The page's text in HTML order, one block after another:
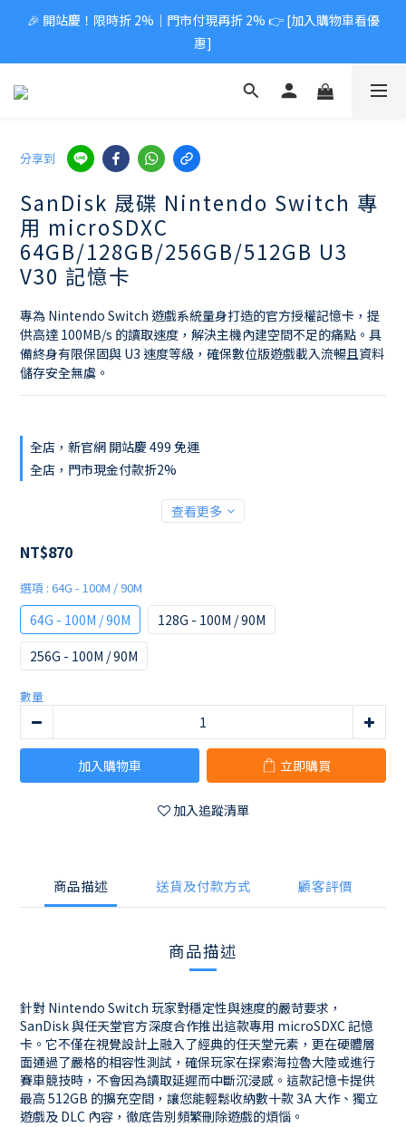
🎉 開站慶！限時折 2%｜門市付現再折 2% 👉 [加入購物車看優
惠]
分享到
SanDisk 晟碟 Nintendo Switch 專
用 microSDXC
64GB/128GB/256GB/512GB U3
V30 記憶卡
專為 Nintendo Switch 遊戲系統量身打造的官方授權記憶卡，提
供高達 100MB/s 的讀取速度，解決主機內建空間不足的痛點。具
備終身有限保固與 U3 速度等級，確保數位版遊戲載入流暢且資料
儲存安全無虞。
全店，新官網 開站慶 499 免運
全店，門市現金付款折2%
查看更多
NT$870
選項 : 64G - 100M / 90M
64G - 100M / 90M
128G - 100M / 90M
256G - 100M / 90M
數量
加入購物車 立即購買
加入追蹤清單
商品描述 送貨及付款方式 顧客評價
商品描述
針對 Nintendo Switch 玩家對穩定性與速度的嚴苛要求，
SanDisk 與任天堂官方深度合作推出這款專用 microSDXC 記憶
卡。它不僅在視覺設計上融入了經典的任天堂元素，更在硬體層
面通過了嚴格的相容性測試，確保玩家在探索海拉魯大陸或進行
賽車競技時，不會因為讀取延遲而中斷沉浸感。這款記憶卡提供
最高 512GB 的擴充空間，讓您能輕鬆收納數十款 3A 大作、獨立
遊戲及 DLC 內容，徹底告別頻繁刪除遊戲的煩惱。